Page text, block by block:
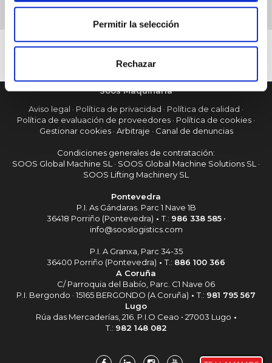
Permitir la selección
Rechazar
Soos Maquinaria
Aviso legal · Política de privacidad · Política de calidad ·
Política de evaluación de proveedores · Política de cookies ·
Gestionar cookies· Arbitraje · Canal de denuncias
Condiciones generales de contratación:
SOOS Global Machine SL · SOOS Global Machine Solutions SL ·
SOOS Lifting Machinery SL
Pontevedra
P.I. As Gándaras. Parc 1 Nave 1B
36418 Porriño (Pontevedra) •T.: 986 338 585•
info@sooslogistics.com
P.I. A Granxa, Parc 34-35
36400 Porriño (Pontevedra) •T.: 886 100 366
A Coruña
C/ Parroquia del Babío, Parc. C1 Nave 06
P.I. Bergondo · 15165 BERGONDO (A Coruña) •T.: 981 795 567
Lugo
Rúa das Mercaderías, 216. P.I.O Ceao • 27003 Lugo •
T.: 982 148 082